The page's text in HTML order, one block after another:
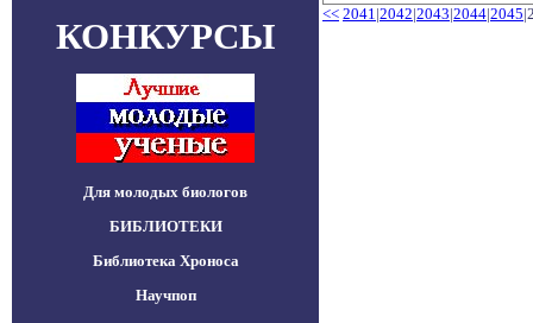
КОНКУРСЫ
Для молодых биологов
БИБЛИОТЕКИ
Библиотека Хроноса
Научпоп
<< 2041|2042|2043|2044|2045